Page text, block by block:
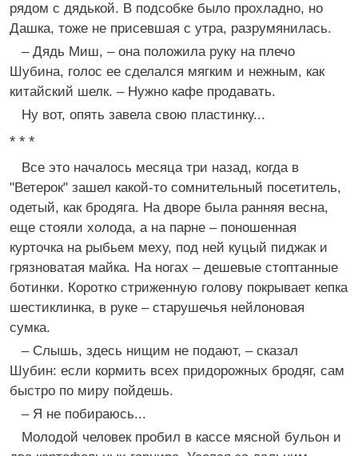
рядом с дядькой. В подсобке было прохладно, но
Дашка, тоже не присевшая с утра, разрумянилась.
– Дядь Миш, – она положила руку на плечо
Шубина, голос ее сделался мягким и нежным, как
китайский шелк. – Нужно кафе продавать.
Ну вот, опять завела свою пластинку...
* * *
Все это началось месяца три назад, когда в
"Ветерок" зашел какой-то сомнительный посетитель,
одетый, как бродяга. На дворе была ранняя весна,
еще стояли холода, а на парне – поношенная
курточка на рыбьем меху, под ней куцый пиджак и
грязноватая майка. На ногах – дешевые стоптанные
ботинки. Коротко стриженную голову покрывает кепка
шестиклинка, в руке – старушечья нейлоновая
сумка.
– Слышь, здесь нищим не подают, – сказал
Шубин: если кормить всех придорожных бродяг, сам
быстро по миру пойдешь.
– Я не побираюсь...
Молодой человек пробил в кассе мясной бульон и